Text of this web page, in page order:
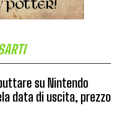
su Nintendo
data di uscita, prezzo